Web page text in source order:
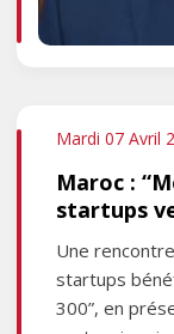
Mardi 07 Avril
Maroc :
startups
Une
startups
300”, en